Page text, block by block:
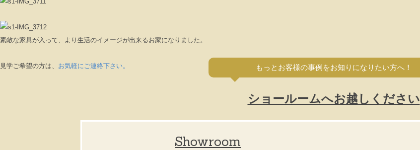
素敵な家具が入って、より生活のイメージが出来るお家になりました。
見学ご希望の方は、 お気軽にご連絡下さい。 もっとお客様の事例をお知りになりたい方へ！
ショールームへお越しください
Showroom